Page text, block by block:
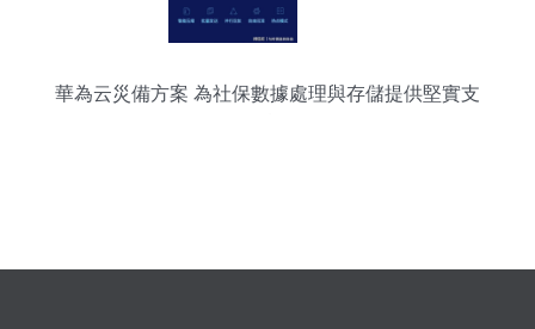
華為云災備方案 為社保數據處理與存儲提供堅實支